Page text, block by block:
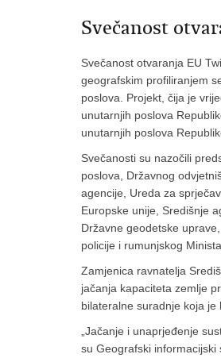
Svečanost
Svečanost otvaranja EU
geografskim profiliranjem
poslova. Projekt, čija je
unutarnjih poslova
unutarnjih poslova
Svečanosti su nazočili
poslova, Državnog
agencije, Ureda za
Europske unije, Središnje
Državne geodetske
policije i rumunjskog
Zamjenica ravnatelja
jačanja kapaciteta zemlje
bilateralne suradnje koja je
„Jačanje i unaprjeđenje
su Geografski